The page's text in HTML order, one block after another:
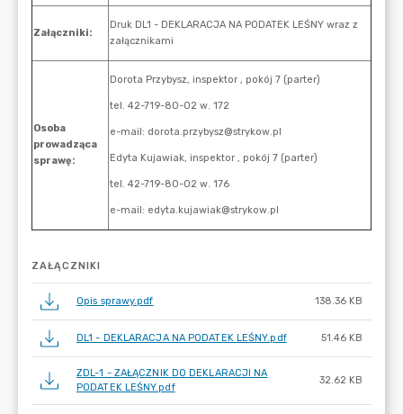
ZAŁĄCZNIKI
Opis sprawy.pdf 138.36 KB
DL1 - DEKLARACJA NA PODATEK LEŚNY.pdf 51.46 KB
ZDL-1 - ZAŁĄCZNIK DO DEKLARACJI NA
PODATEK LEŚNY.pdf
32.62 KB